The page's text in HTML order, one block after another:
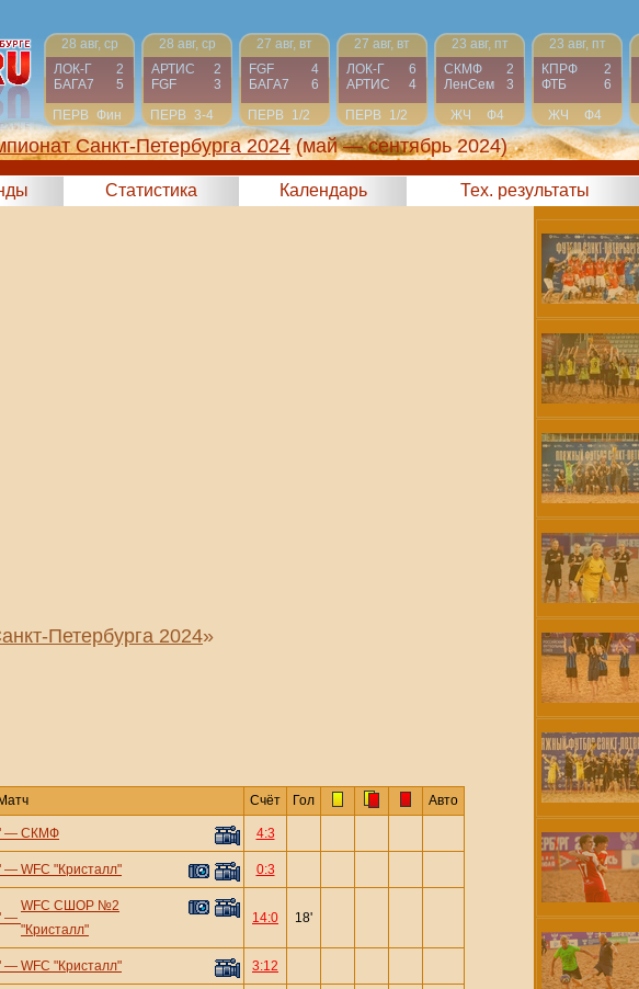
28 авг, ср
ЛОК-Г
2
БАГА7
5
ПЕРВ Фин
28 авг, ср
АРТИС
2
FGF
3
ПЕРВ 3-4
27 авг, вт
FGF
4
БАГА7
6
ПЕРВ
1/2
27 авг, вт
ЛОК-Г
6
АРТИС
4
ПЕРВ
1/2
23 авг, пт
СКМФ
2
ЛенСем
3
ЖЧ
Ф4
23 авг, пт
КПРФ
2
ФТБ
6
ЖЧ
Ф4
Санкт-Петербурга 2024 (май — сентябрь 2024)
Статистика Календарь Тех. результаты
Петербурга 2024»
Матч Счёт Гол Авто
— СКМФ 4:3
— WFC "Кристалл" 0:3
—
WFC СШОР №2
"Кристалл"
14:0 18'
— WFC "Кристалл" 3:12